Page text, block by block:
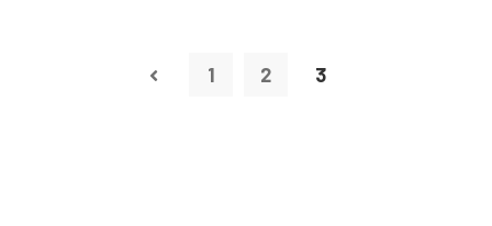
1 2 3